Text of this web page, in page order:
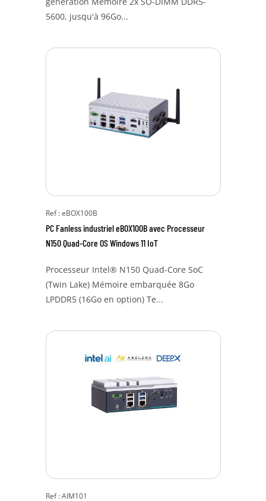
5600, jusqu'à 96Go...
Ref : eBOX100B
PC Fanless industriel eBOX100B avec Processeur
N150 Quad-Core OS Windows 11 IoT
Processeur Intel® N150 Quad-Core SoC
(Twin Lake) Mémoire embarquée 8Go
LPDDR5 (16Go en option) Te...
Ref : AIM101